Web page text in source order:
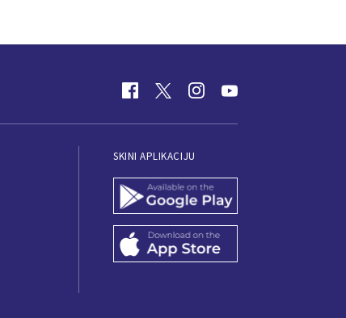
SKINI APLIKACIJU